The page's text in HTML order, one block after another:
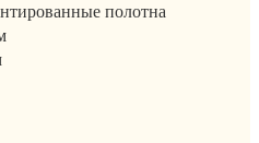
полотна